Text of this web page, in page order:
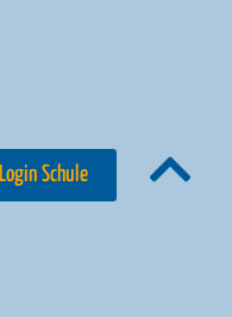
Login Schule